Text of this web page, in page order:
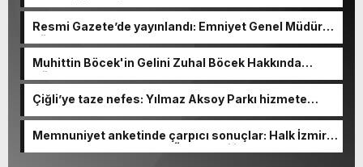
KAÇIŞ İÇİN DÜĞMEYE BASTI!
Resmi Gazete’de yayınlandı: Emniyet Genel Müdürü
görevden alındı!
Muhittin Böcek'in Gelini Zuhal Böcek Hakkında
Gözaltı Kararı!
Çiğli’ye taze nefes: Yılmaz Aksoy Parkı hizmete
Memnuniyet anketinde çarpıcı sonuçlar: Halk İzmirli
başkanlardan memnun, Ömer Eşki ilk sırada